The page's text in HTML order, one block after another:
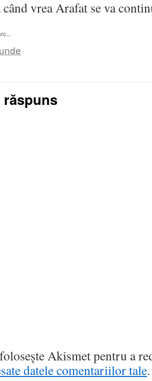
când vrea Arafat se va
răspuns
Akismet pentru a
datele comentariilor tale.